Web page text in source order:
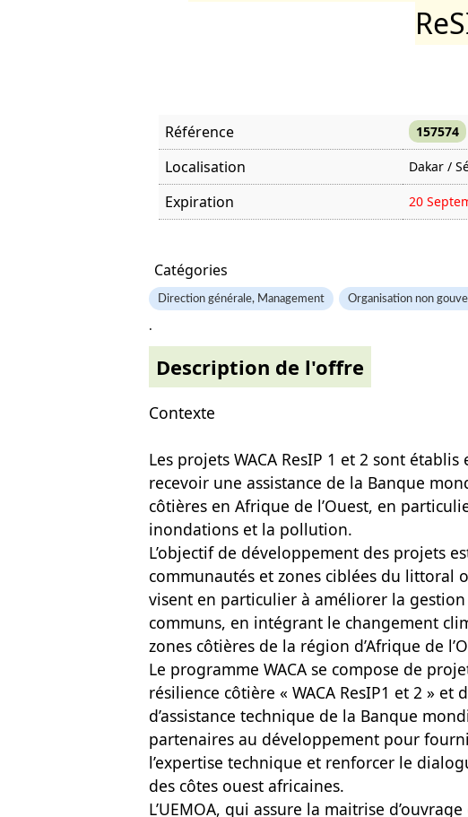
Référence 157574
Localisation Dakar /
Expiration 20
Catégories
Direction générale, Management Organisation non
.
Description de l'offre
Contexte
Les projets WACA ResIP 1 et 2 sont
recevoir une assistance de la Banque
côtières en Afrique de l’Ouest, en
inondations et la pollution.
L’objectif de développement des projets
communautés et zones ciblées du littoral
visent en particulier à améliorer la
communs, en intégrant le changement
zones côtières de la région d’Afrique de
Le programme WACA se compose de
résilience côtière « WACA ResIP1 et 2 » et
d’assistance technique de la Banque
partenaires au développement pour
l’expertise technique et renforcer le
des côtes ouest africaines.
L’UEMOA, qui assure la maitrise